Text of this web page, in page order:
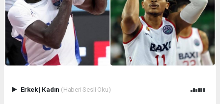
Erkek| Kadın (Haberi Sesli Oku)